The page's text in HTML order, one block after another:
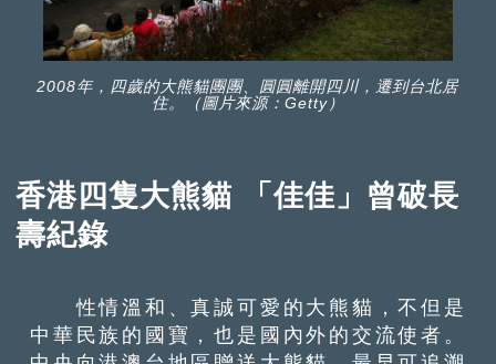
2008年，四歲的大熊貓團團、圓圓離開四川，遷到台北居
住。（圖片來源：Getty）
香港四隻大熊貓 「佳佳」曾破長
壽紀錄
性情溫和、真誠可愛的大熊貓，不但是
中華民族的國寶，也是國內外的交流使者。